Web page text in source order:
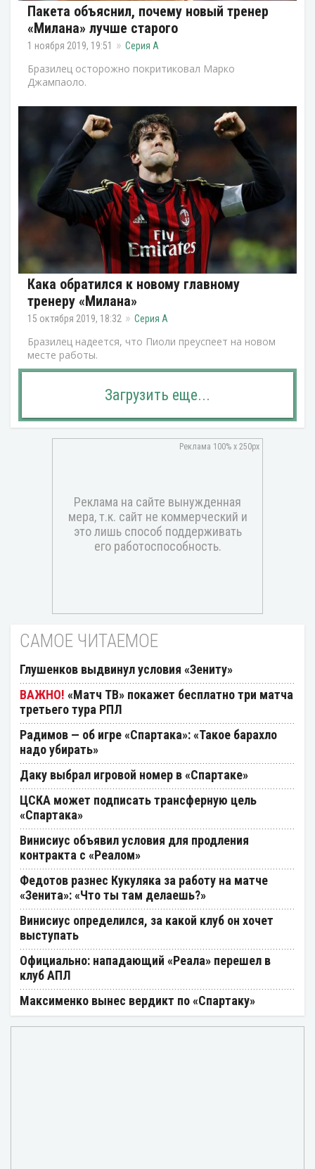
Пакета объяснил, почему новый тренер
«Милана» лучше старого
1 ноября 2019, 19:51 Серия А
Бразилец осторожно покритиковал Марко
Джампаоло.
Кака обратился к новому главному
тренеру «Милана»
15 октября 2019, 18:32 Серия А
Бразилец надеется, что Пиоли преуспеет на новом
месте работы.
Загрузить еще...
САМОЕ ЧИТАЕМОЕ
Глушенков выдвинул условия «Зениту»
«Матч ТВ» покажет бесплатно три матча
третьего тура РПЛ
Радимов — об игре «Спартака»: «Такое барахло
надо убирать»
Даку выбрал игровой номер в «Спартаке»
ЦСКА может подписать трансферную цель
«Спартака»
Винисиус объявил условия для продления
контракта с «Реалом»
Федотов разнес Кукуляка за работу на матче
«Зенита»: «Что ты там делаешь?»
Винисиус определился, за какой клуб он хочет
выступать
Официально: нападающий «Реала» перешел в
клуб АПЛ
Максименко вынес вердикт по «Спартаку»